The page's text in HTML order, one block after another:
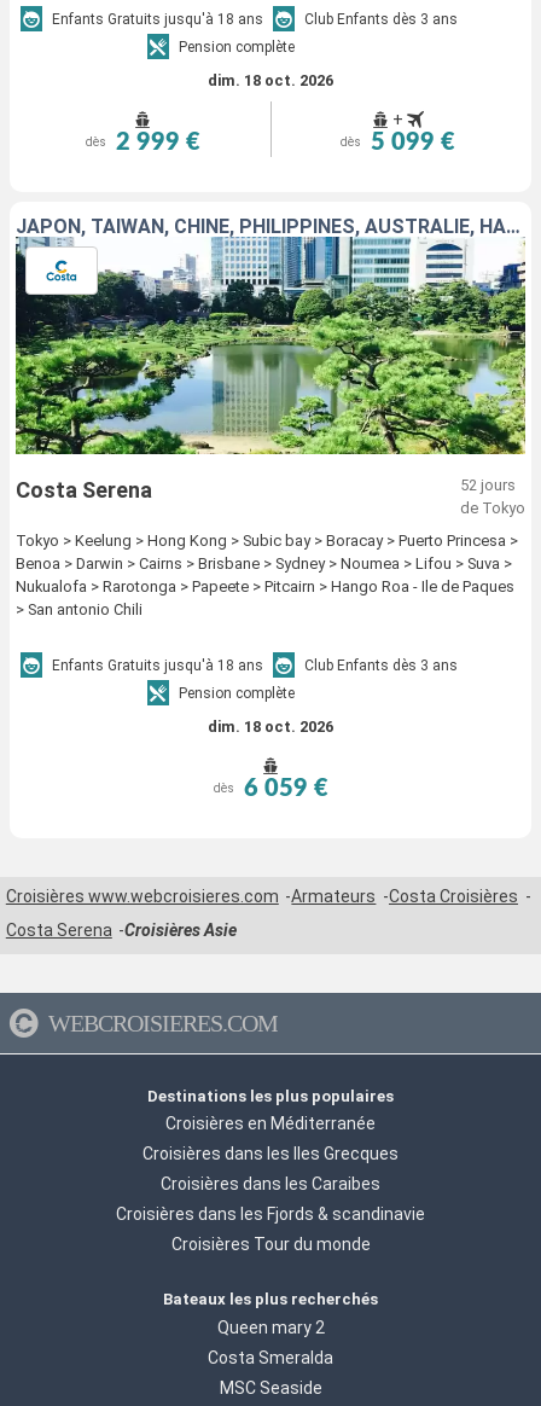
Enfants Gratuits jusqu'à 18 ans
Club Enfants dès 3 ans
Pension complète
dim. 18 oct. 2026
dès 2 999 €
+
dès 5 099 €
JAPON, TAÏWAN, CHINE, PHILIPPINES, AUSTRALIE, HAWAII, FIJI, TONGA, POLYNÉSIE, CHILI
Costa Serena
52 jours
de Tokyo
Tokyo > Keelung > Hong Kong > Subic bay > Boracay > Puerto Princesa >
Benoa > Darwin > Cairns > Brisbane > Sydney > Noumea > Lifou > Suva >
Nukualofa > Rarotonga > Papeete > Pitcairn > Hango Roa - Ile de Paques
> San antonio Chili
Enfants Gratuits jusqu'à 18 ans
Club Enfants dès 3 ans
Pension complète
dim. 18 oct. 2026
dès 6 059 €
Croisières www.webcroisieres.com Armateurs
Costa Croisières
Costa Serena
Croisières Asie
WEBCROISIERES.COM
Destinations les plus populaires
Croisières en Méditerranée
Croisières dans les Iles Grecques
Croisières dans les Caraibes
Croisières dans les Fjords & scandinavie
Croisières Tour du monde
Bateaux les plus recherchés
Queen mary 2
Costa Smeralda
MSC Seaside